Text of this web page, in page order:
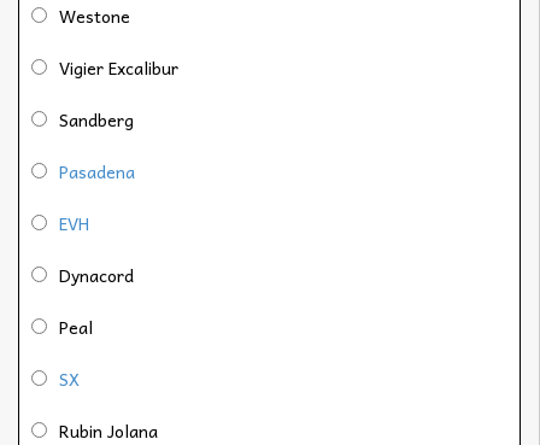
Westone
Vigier Excalibur
Sandberg
Pasadena
EVH
Dynacord
Peal
SX
Rubin Jolana